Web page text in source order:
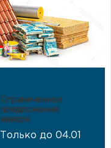
Ограниченное
предложение
января
Только до 04.01